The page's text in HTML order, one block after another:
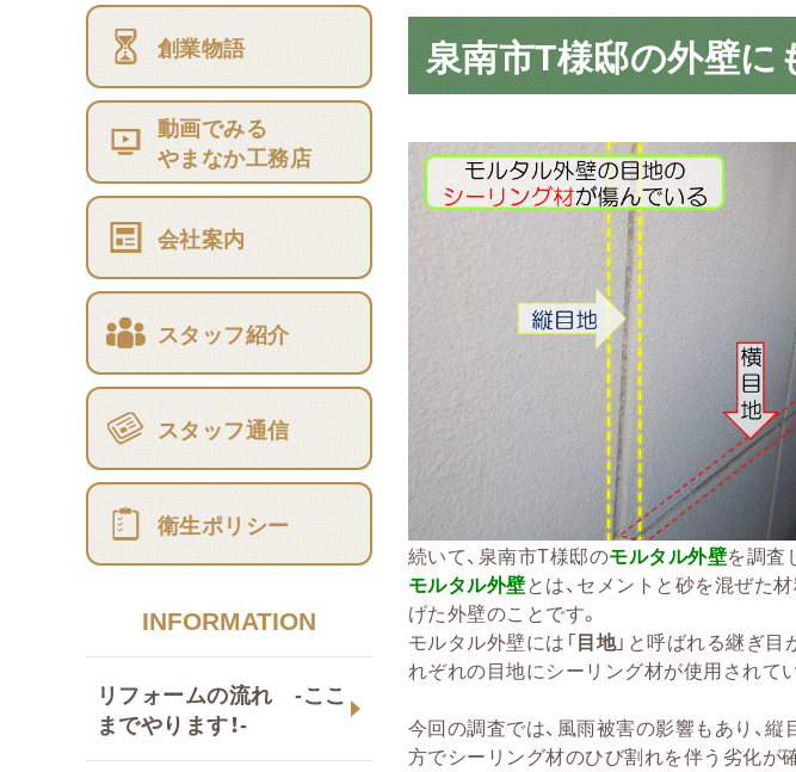
創業物語
動画でみる
やまなか工務店
会社案内
スタッフ紹介
スタッフ通信
衛生ポリシー
INFORMATION
リフォームの流れ -ここ
までやります！-
泉南市T様邸の外壁に
続いて、泉南市T様邸のモルタル外壁を調査
モルタル外壁とは、セメントと砂を混ぜた
げた外壁のことです。
モルタル外壁には「目地」と呼ばれる継ぎ目
れぞれの目地にシーリング材が使用されて
今回の調査では、風雨被害の影響もあり、縦
方でシーリング材のひび割れを伴う劣化が